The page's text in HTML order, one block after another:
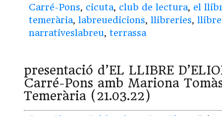
Carré-Pons, cicuta, club de lectura, el
temerària, labreuedicions, llibreries,
narrativeslabreu, terrassa
presentació d’EL LLIBRE
Carré-Pons amb Mariona
Temerària (21.03.22)